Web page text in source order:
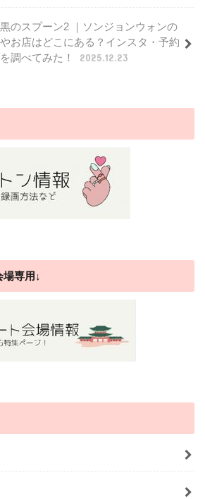
のスプーン2 ｜ソンジョンウォンの
お店はどこにある？インスタ・予約
調べてみた！
2025.12.23
専用↓